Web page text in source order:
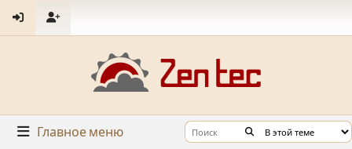
Главное меню